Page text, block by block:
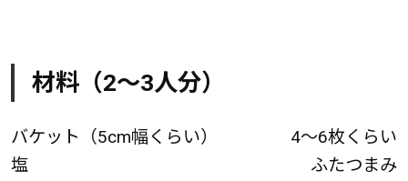
材料（2～3人分）
バケット（5cm幅くらい）
4～6枚くらい
塩
ふたつまみ